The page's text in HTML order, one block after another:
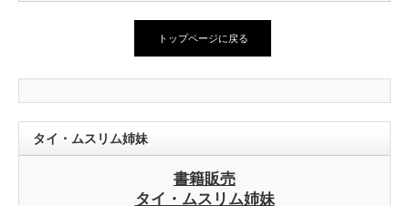
トップページに戻る
タイ・ムスリム姉妹
書籍販売
タイ・ムスリム姉妹